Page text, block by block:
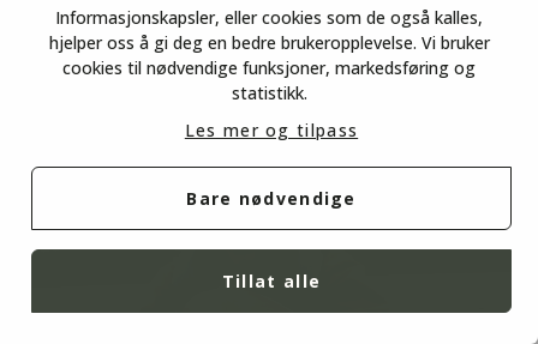
Informasjonskapsler, eller cookies som de også kalles,
hjelper oss å gi deg en bedre brukeropplevelse. Vi bruker
cookies til nødvendige funksjoner, markedsføring og
statistikk.
Les mer og tilpass
Bare nødvendige
Tillat alle
Tre utleiehytter i fjellet, tre fiskekort, tre
landsdeler. Felles for dem er ørret eller røye i
vann du ser fra hytteveggen. Utleierne er to
fjellstyrer og en jeger- og fiskerforening og det
borger for at hyttene er lagt på riktig sted, ved